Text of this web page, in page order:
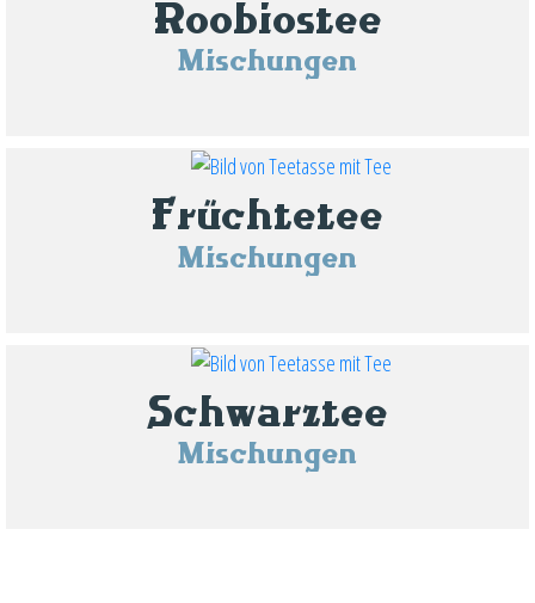
Roobiostee
Mischungen
Früchtetee
Mischungen
Schwarztee
Mischungen